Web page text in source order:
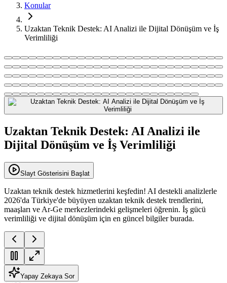
Konular
Uzaktan Teknik Destek: AI Analizi ile Dijital Dönüşüm ve İş
Verimliliği
Uzaktan Teknik Destek: AI Analizi ile
Dijital Dönüşüm ve İş Verimliliği
Slayt Gösterisini Başlat
Uzaktan teknik destek hizmetlerini keşfedin! AI destekli analizlerle
2026'da Türkiye'de büyüyen uzaktan teknik destek trendlerini,
maaşları ve Ar-Ge merkezlerindeki gelişmeleri öğrenin. İş gücü
verimliliği ve dijital dönüşüm için en güncel bilgiler burada.
Yapay Zekaya Sor